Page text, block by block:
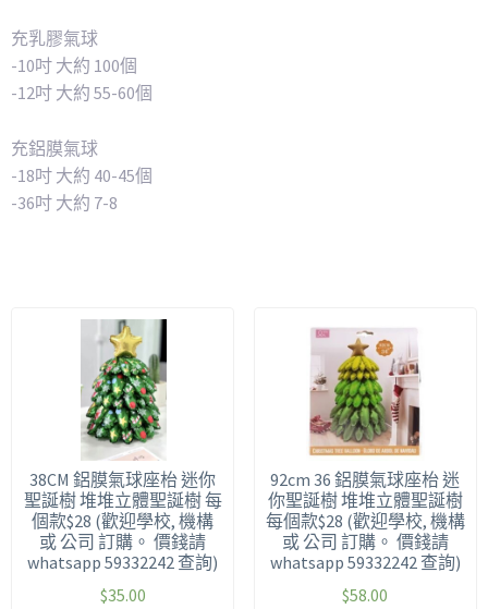
充乳膠氣球
-10吋 大約 100個
-12吋 大約 55-60個
充鋁膜氣球
-18吋 大約 40-45個
-36吋 大約 7-8
38CM 鋁膜氣球座枱 迷你
聖誕樹 堆堆立體聖誕樹 每
個款$28 (歡迎學校, 機構
或 公司 訂購。 價錢請
whatsapp 59332242 查詢)
$35.00
92cm 36 鋁膜氣球座枱 迷
你聖誕樹 堆堆立體聖誕樹
每個款$28 (歡迎學校, 機構
或 公司 訂購。 價錢請
whatsapp 59332242 查詢)
$58.00